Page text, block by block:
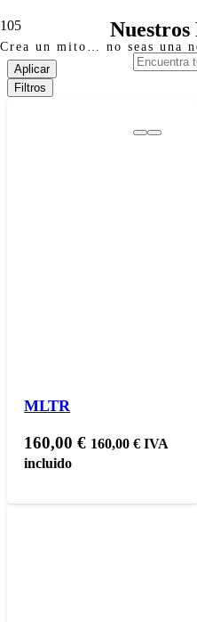
Crea un mito… no seas una
Nuestros
Aplicar
Filtros
MLTR
160,00€ 160,00€ IVA
incluido